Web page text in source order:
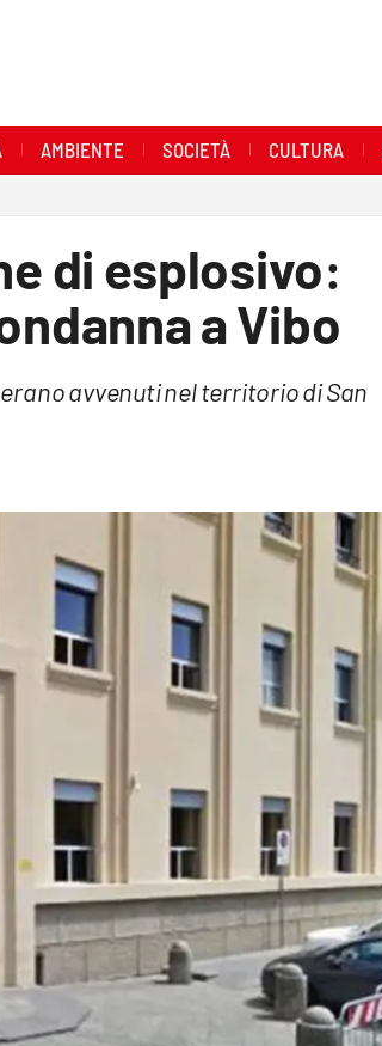
AMBIENTE SOCIETÀ CULTURA
di esplosivo:
a Vibo
avvenuti nel territorio di San